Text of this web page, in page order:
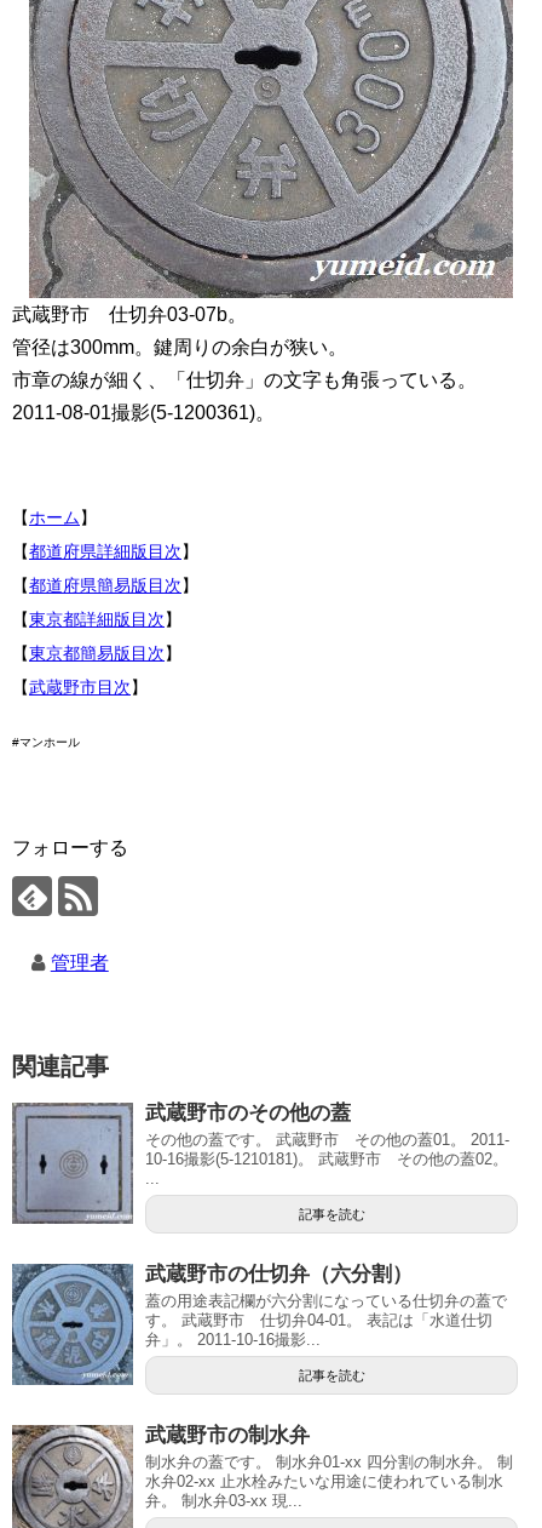
武蔵野市 仕切弁03-07b。
管径は300mm。鍵周りの余白が狭い。
市章の線が細く、「仕切弁」の文字も角張っている。
2011-08-01撮影(5-1200361)。
【ホーム】
【都道府県詳細版目次】
【都道府県簡易版目次】
【東京都詳細版目次】
【東京都簡易版目次】
【武蔵野市目次】
#マンホール
フォローする
管理者
関連記事
武蔵野市のその他の蓋
その他の蓋です。 武蔵野市 その他の蓋01。 2011-
10-16撮影(5-1210181)。 武蔵野市 その他の蓋02。
...
記事を読む
武蔵野市の仕切弁（六分割）
蓋の用途表記欄が六分割になっている仕切弁の蓋で
す。 武蔵野市 仕切弁04-01。 表記は「水道仕切
弁」。 2011-10-16撮影...
記事を読む
武蔵野市の制水弁
制水弁の蓋です。 制水弁01-xx 四分割の制水弁。 制
水弁02-xx 止水栓みたいな用途に使われている制水
弁。 制水弁03-xx 現...